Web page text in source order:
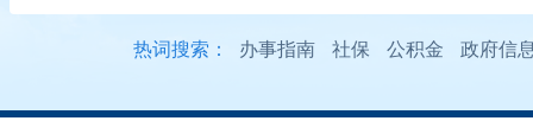
热词搜索： 办事指南 社保 公积金 政府信